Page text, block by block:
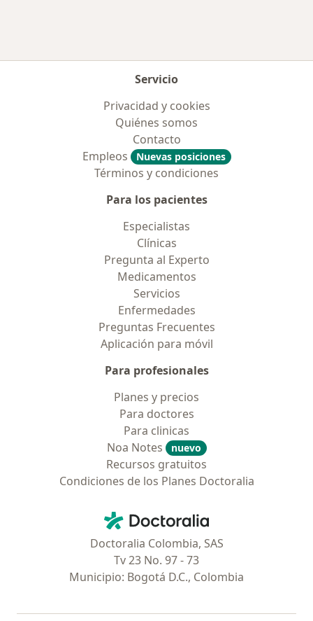
Servicio
Privacidad y cookies
Quiénes somos
Contacto
Empleos
Nuevas posiciones
Términos y condiciones
Para los pacientes
Especialistas
Clínicas
Pregunta al Experto
Medicamentos
Servicios
Enfermedades
Preguntas Frecuentes
Aplicación para móvil
Para profesionales
Planes y precios
Para doctores
Para clinicas
Noa Notes
nuevo
Recursos gratuitos
Condiciones de los Planes Doctoralia
Doctoralia - Página de inicio
Doctoralia Colombia, SAS
Tv 23 No. 97 - 73
Municipio: Bogotá D.C., Colombia